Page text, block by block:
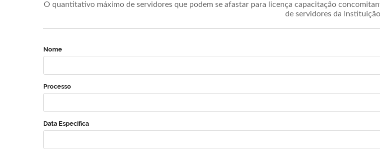
O quantitativo máximo de servidores que podem se afastar para licença capacitação
de servidores da
Nome
Processo
Data Específica